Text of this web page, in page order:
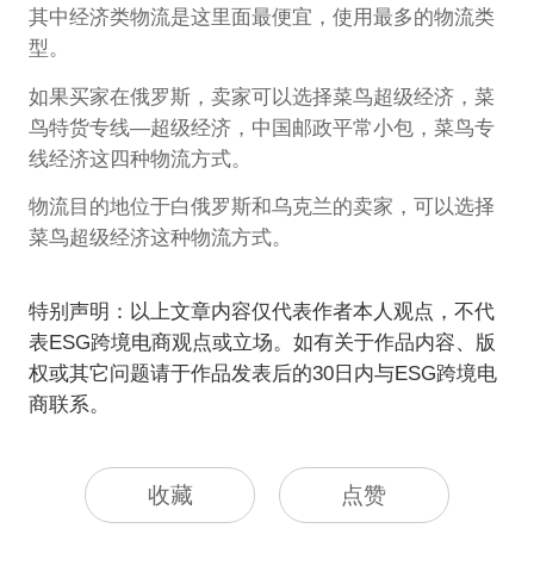
其中经济类物流是这里面最便宜，使用最多的物流类
型。
如果买家在俄罗斯，卖家可以选择菜鸟超级经济，菜
鸟特货专线—超级经济，中国邮政平常小包，菜鸟专
线经济这四种物流方式。
物流目的地位于白俄罗斯和乌克兰的卖家，可以选择
菜鸟超级经济这种物流方式。
特别声明：以上文章内容仅代表作者本人观点，不代
表ESG跨境电商观点或立场。如有关于作品内容、版
权或其它问题请于作品发表后的30日内与ESG跨境电
商联系。
收藏 点赞